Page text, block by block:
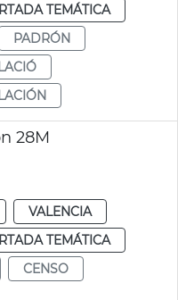
TEMÁTICA
PADRÓN
28M
VALENCIA
TEMÁTICA
CENSO